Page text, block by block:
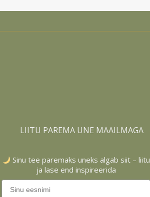
LIITU PAREMA UNE MAAILMAGA
Sinu tee paremaks uneks algab siit – liitu
ja lase end inspireerida